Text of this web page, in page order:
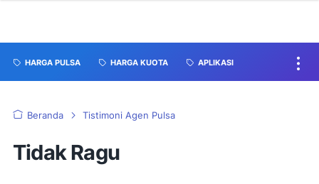
HARGA PULSA HARGA KUOTA APLIKASI
Beranda Tistimoni Agen Pulsa
Tidak Ragu